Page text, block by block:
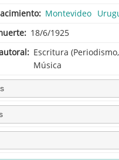
Montevideo
18/6/1925
Escritura
Música